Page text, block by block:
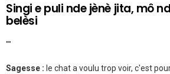
Singi e puli nde jènè jita, mô
belèsi
""
Sagesse : le chat a voulu trop voir, c'est